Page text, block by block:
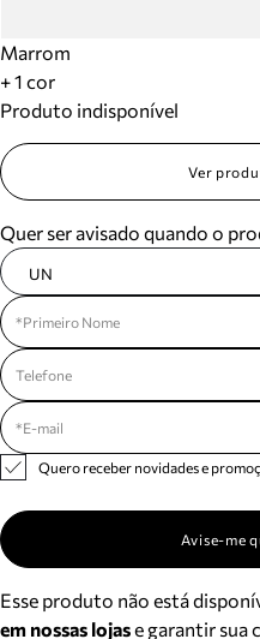
Marrom
+ 1 cor
Produto indisponível
Ver
Quer ser avisado quando o
UN
Quero receber novidades e
Avise-me
Esse produto não está
em nossas lojase garantir sua